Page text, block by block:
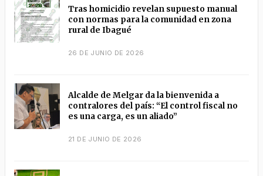
Tras homicidio revelan supuesto manual
con normas para la comunidad en zona
rural de Ibagué
26 DE JUNIO DE 2026
Alcalde de Melgar da la bienvenida a
contralores del país: “El control fiscal no
es una carga, es un aliado”
21 DE JUNIO DE 2026